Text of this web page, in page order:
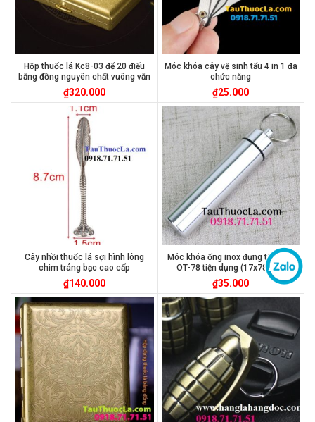
Hộp thuốc lá Kc8-03 để 20 điếu
bằng đồng nguyên chất vuông vắn
₫320.000
Móc khóa cây vệ sinh tẩu 4 in 1 đa
chức năng
₫25.000
Cây nhồi thuốc lá sợi hình lông
chim tráng bạc cao cấp
₫140.000
Móc khóa ống inox đựng tẩu điếu
OT-78 tiện dụng (17x78mm)
₫35.000